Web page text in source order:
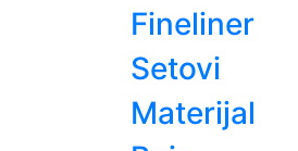
Fineliner
Setovi
Materijal